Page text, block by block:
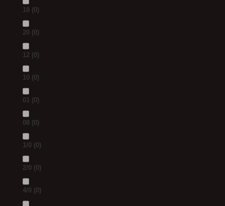
18 (0)
20 (0)
12 (0)
10 (0)
01 (0)
08 (0)
1/0 (0)
2/0 (0)
4/0 (0)